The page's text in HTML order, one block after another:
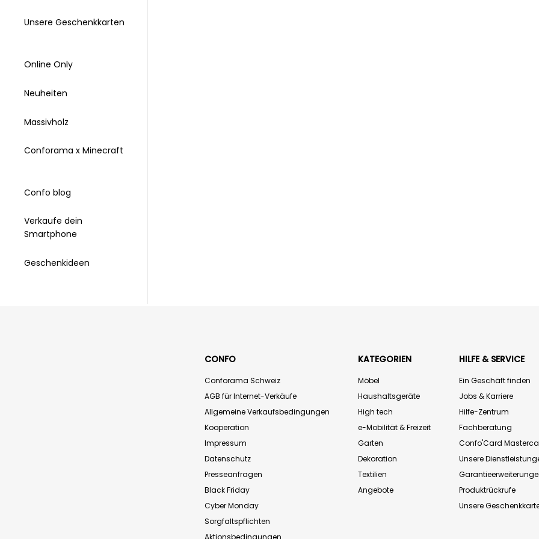
Unsere Geschenkkarten
Online Only
Neuheiten
Massivholz
Conforama x Minecraft
Confo blog
Verkaufe dein
Smartphone
Geschenkideen
CONFO
Conforama Schweiz
AGB für Internet-Verkäufe
Allgemeine Verkaufsbedingungen
Kooperation
Impressum
Datenschutz
Presseanfragen
Black Friday
Cyber Monday
Sorgfaltspflichten
KATEGORIEN
Möbel
Haushaltsgeräte
High tech
e-Mobilität & Freizeit
Garten
Dekoration
Textilien
Angebote
HILFE & SERVICE
Ein Geschäft finden
Jobs & Karriere
Hilfe-Zentrum
Fachberatung
Confo'Card
Unsere
Produktrückrufe
Unsere